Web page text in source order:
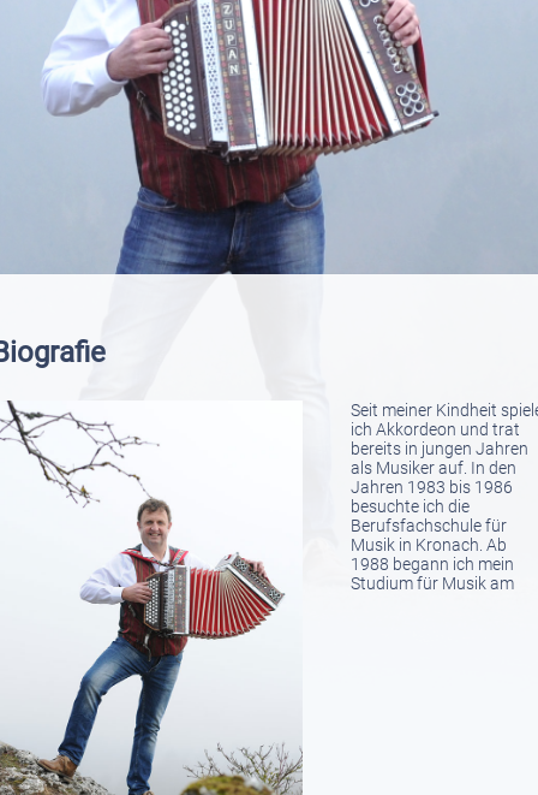
Seit meiner Kindheit
ich Akkordeon und trat
bereits in jungen Jahren
als Musiker auf. In den
Jahren 1983 bis 1986
besuchte ich die
Berufsfachschule für
Musik in Kronach. Ab
1988 begann ich mein
Studium für Musik am